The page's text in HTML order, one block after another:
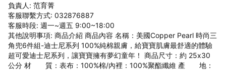
負責人: 范育菁
客服聯繫方式: 032876887
客服時段: 週一~週五 9:00~18:00
其他說明事項: 商品介紹 商品內容 名稱：美國Copper Pearl 時尚三
角兜6件組-迪士尼系列 100%純棉親膚，給寶寶肌膚最舒適的體驗
超可愛迪士尼系列，讓寶寶擁有夢幻童年！ 商品尺寸：約 25x30
公分 材 質：表布：100%棉/內裡：100%聚酯纖維 產 地：